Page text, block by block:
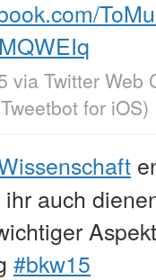
via Twitter Web
Tweetbot for iΟS)
auch
#bkw15